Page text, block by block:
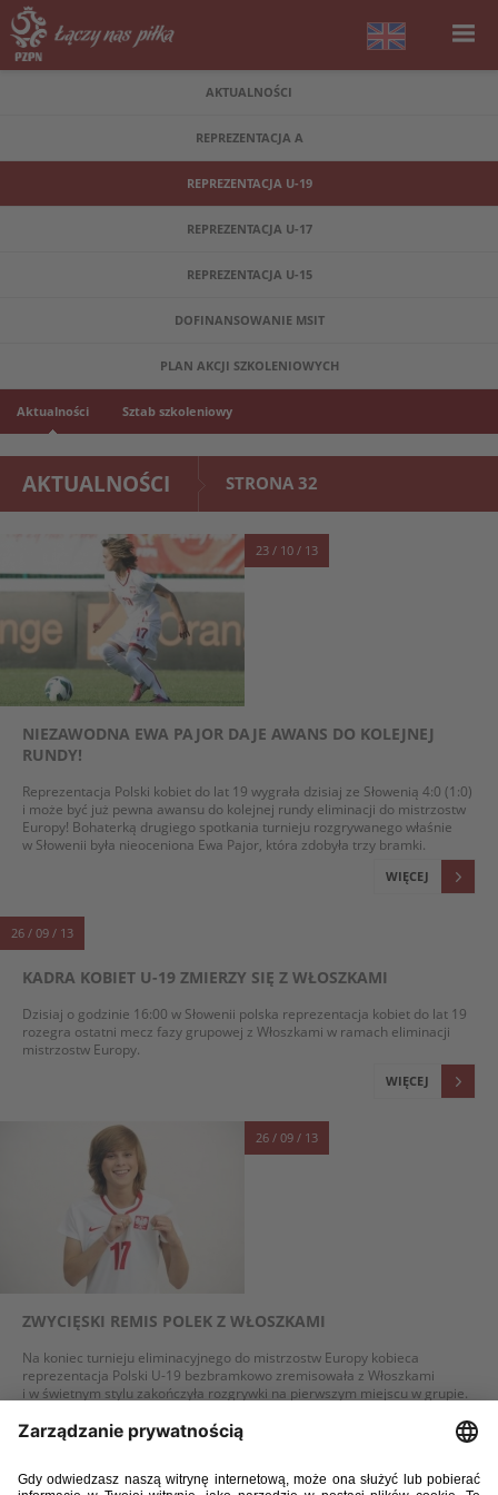
AKTUALNOŚCI
REPREZENTACJA A
REPREZENTACJA U-19
REPREZENTACJA U-17
REPREZENTACJA U-15
DOFINANSOWANIE MSIT
PLAN AKCJI SZKOLENIOWYCH
Aktualności Sztab szkoleniowy
AKTUALNOŚCI STRONA 32
23 / 10 / 13
NIEZAWODNA EWA PAJOR DAJE AWANS DO KOLEJNEJ
RUNDY!
Reprezentacja Polski kobiet do lat 19 wygrała dzisiaj ze Słowenią 4:0 (1:0)
i może być już pewna awansu do kolejnej rundy eliminacji do mistrzostw
Europy! Bohaterką drugiego spotkania turnieju rozgrywanego właśnie
w Słowenii była nieoceniona Ewa Pajor, która zdobyła trzy bramki.
WIĘCEJ
26 / 09 / 13
KADRA KOBIET U-19 ZMIERZY SIĘ Z WŁOSZKAMI
Dzisiaj o godzinie 16:00 w Słowenii polska reprezentacja kobiet do lat 19
rozegra ostatni mecz fazy grupowej z Włoszkami w ramach eliminacji
mistrzostw Europy.
WIĘCEJ
26 / 09 / 13
ZWYCIĘSKI REMIS POLEK Z WŁOSZKAMI
Na koniec turnieju eliminacyjnego do mistrzostw Europy kobieca
reprezentacja Polski U-19 bezbramkowo zremisowała z Włoszkami
i w świetnym stylu zakończyła rozgrywki na pierwszym miejscu w grupie.
21 / 09 / 13